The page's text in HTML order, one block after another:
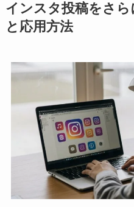
インスタ投稿をさ
と応用方法